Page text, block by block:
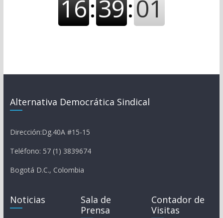
Alternativa Democrática Sindical
Dirección:Dg.40A #15-15
Teléfono: 57 (1) 3839674
Bogotá D.C., Colombia
Noticias
Sala de
Prensa
Contador de
Visitas